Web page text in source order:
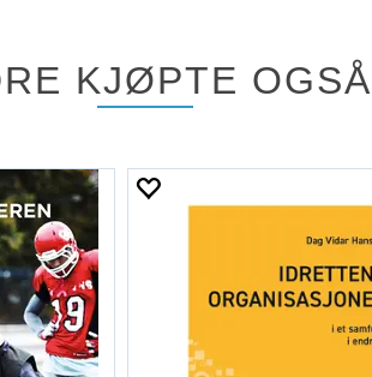
KJØPTE OGSÅ